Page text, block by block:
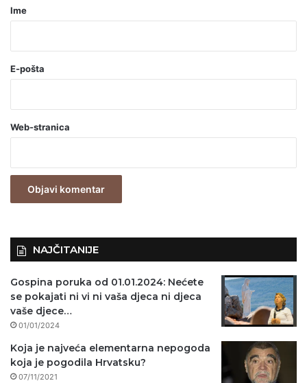
r
o
a
v
z
Ime
E-pošta
Web-stranica
NAJČITANIJE
Gospina poruka od 01.01.2024: Nećete
se pokajati ni vi ni vaša djeca ni djeca
vaše djece…
01/01/2024
Koja je najveća elementarna nepogoda
koja je pogodila Hrvatsku?
07/11/2021